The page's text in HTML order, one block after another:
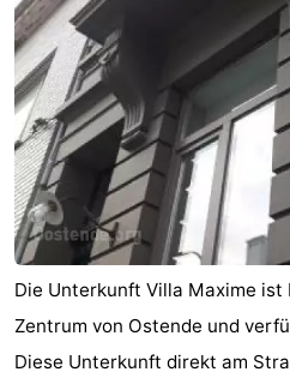
Zimmer
(mit
Frühstück)
Lastminutes
Strand
Sehen
&
tun
-
Museen
-
Denkmäler
-
Die Unterkunft Villa Maxime ist
Zentrum von Ostende und
Diese Unterkunft direkt am